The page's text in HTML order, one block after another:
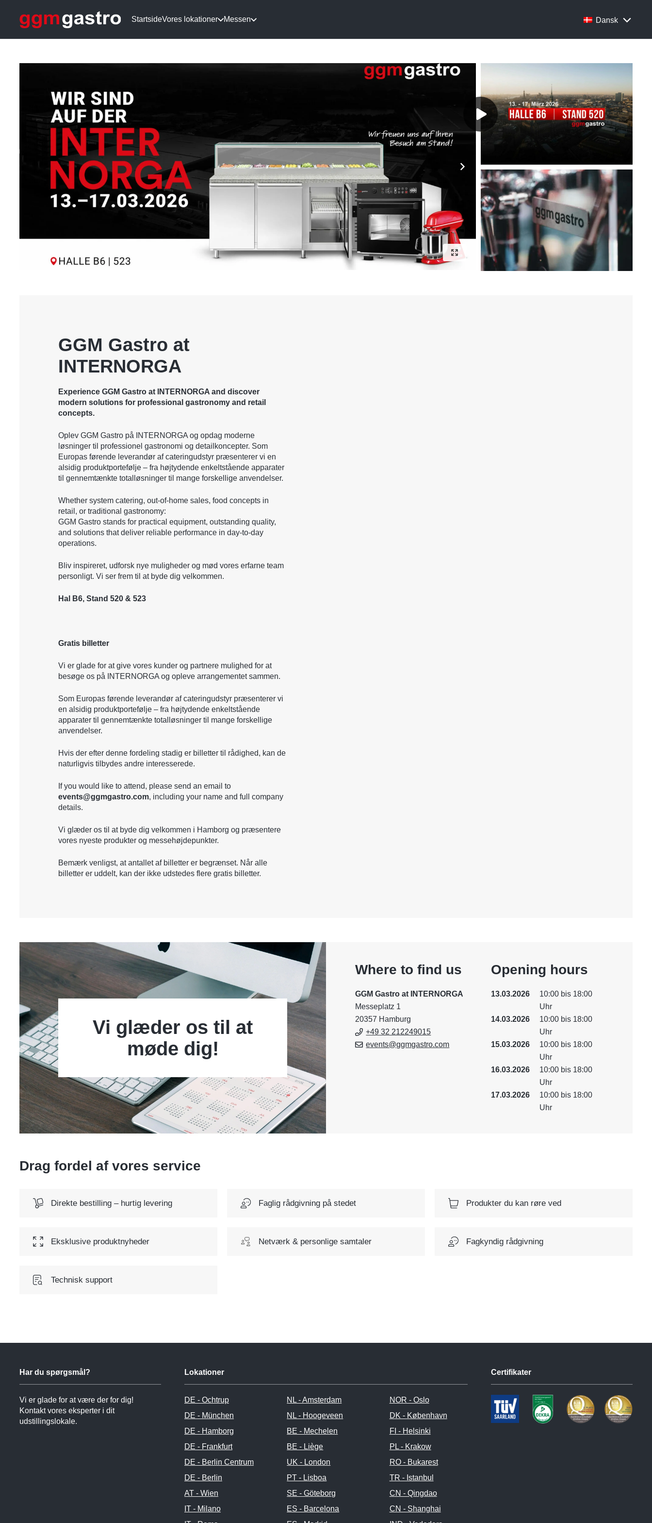
StartsideVores lokationer Messen Dansk
GGM Gastro at
INTERNORGA
Experience GGM Gastro at INTERNORGA and discover
modern solutions for professional gastronomy and retail
concepts.
Oplev GGM Gastro på INTERNORGA og opdag moderne
løsninger til professionel gastronomi og detailkoncepter. Som
Europas førende leverandør af cateringudstyr præsenterer vi en
alsidig produktportefølje – fra højtydende enkeltstående apparater
til gennemtænkte totalløsninger til mange forskellige anvendelser.
Whether system catering, out-of-home sales, food concepts in
retail, or traditional gastronomy:
GGM Gastro stands for practical equipment, outstanding quality,
and solutions that deliver reliable performance in day-to-day
operations.
Bliv inspireret, udforsk nye muligheder og mød vores erfarne team
personligt. Vi ser frem til at byde dig velkommen.
Hal B6, Stand 520 & 523
Gratis billetter
Vi er glade for at give vores kunder og partnere mulighed for at
besøge os på INTERNORGA og opleve arrangementet sammen.
Som Europas førende leverandør af cateringudstyr præsenterer vi
en alsidig produktportefølje – fra højtydende enkeltstående
apparater til gennemtænkte totalløsninger til mange forskellige
anvendelser.
Hvis der efter denne fordeling stadig er billetter til rådighed, kan de
naturligvis tilbydes andre interesserede.
If you would like to attend, please send an email to
events@ggmgastro.com, including your name and full company
details.
Vi glæder os til at byde dig velkommen i Hamborg og præsentere
vores nyeste produkter og messehøjdepunkter.
Bemærk venligst, at antallet af billetter er begrænset. Når alle
billetter er uddelt, kan der ikke udstedes flere gratis billetter.
Vi glæder os til at
møde dig!
Where to find us
GGM Gastro at INTERNORGA
Messeplatz 1
20357 Hamburg
+49 32 212249015
events@ggmgastro.com
Opening hours
13.03.2026
10:00 bis 18:00
Uhr
14.03.2026
10:00 bis 18:00
Uhr
15.03.2026
10:00 bis 18:00
Uhr
16.03.2026
10:00 bis 18:00
Uhr
17.03.2026
10:00 bis 18:00
Uhr
Drag fordel af vores service
Direkte bestilling – hurtig levering Faglig rådgivning på stedet Produkter du kan røre ved
Eksklusive produktnyheder Netværk & personlige samtaler Fagkyndig rådgivning
Technisk support
Har du spørgsmål?
Vi er glade for at være der for dig!
Kontakt vores eksperter i dit
udstillingslokale.
Lokationer
DE - Ochtrup
DE - München
DE - Hamborg
DE - Frankfurt
DE - Berlin Centrum
DE - Berlin
AT - Wien
IT - Milano
NL - Amsterdam
NL - Hoogeveen
BE - Mechelen
BE - Liège
UK - London
PT - Lisboa
SE - Göteborg
ES - Barcelona
NOR - Oslo
DK - København
FI - Helsinki
PL - Krakow
RO - Bukarest
TR - Istanbul
CN - Qingdao
CN - Shanghai
Certifikater